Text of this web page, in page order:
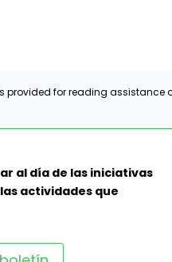
for reading
al día de las iniciativas
actividades que